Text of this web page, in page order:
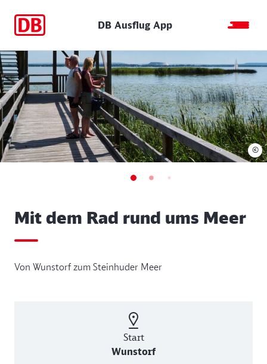
DB Ausflug App
Mit dem Rad rund ums Meer
Von Wunstorf zum Steinhuder Meer
Start
Wunstorf
©